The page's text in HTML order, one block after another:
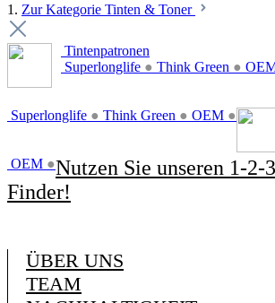
1. Zur Kategorie Tinten & Toner
Tintenpatronen
Superlonglife ● Think Green ●
Superlonglife ● Think Green ● OEM ●
OEM ●Nutzen Sie unseren 1-2-
Finder!
ÜBER UNS
TEAM